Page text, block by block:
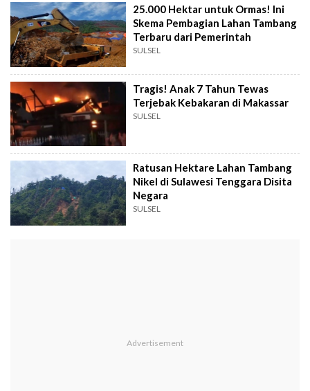
25.000 Hektar untuk Ormas! Ini
Skema Pembagian Lahan Tambang
Terbaru dari Pemerintah
SULSEL
Tragis! Anak 7 Tahun Tewas
Terjebak Kebakaran di Makassar
SULSEL
Ratusan Hektare Lahan Tambang
Nikel di Sulawesi Tenggara Disita
Negara
SULSEL